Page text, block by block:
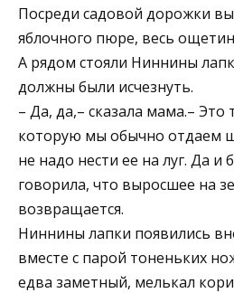
Посреди садовой дорожки
яблочного пюре, весь
А рядом стояли Ниннины
должны были исчезнуть.
– Да, да,– сказала мама.– Это
которую мы обычно отдаем
не надо нести ее на луг. Да и
говорила, что выросшее на
возвращается.
Ниннины лапки появились
вместе с парой тоненьких
едва заметный, мелькал